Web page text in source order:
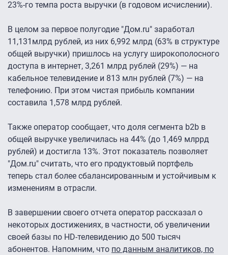
23%-го темпа роста выручки (в годовом исчислении).
В целом за первое полугодие "Дом.ru" заработал
11,131млрд рублей, из них 6,992 млрд (63% в структуре
общей выручки) пришлось на услугу широкополосного
доступа в интернет, 3,261 млрд рублей (29%) — на
кабельное телевидение и 813 млн рублей (7%) — на
телефонию. При этом чистая прибыль компании
составила 1,578 млрд рублей.
Также оператор сообщает, что доля сегмента b2b в
общей выручке увеличилась на 44% (до 1,469 млррд
рублей) и достигла 13%. Этот показатель позволяет
"Дом.ru" считать, что его продуктовый портфель
теперь стал более сбалансированным и устойчивым к
изменениям в отрасли.
В завершении своего отчета оператор рассказал о
некоторых достижениях, в частности, об увеличении
своей базы по HD-телевидению до 500 тысяч
абонентов. Напомним, что по данным аналитиков, по